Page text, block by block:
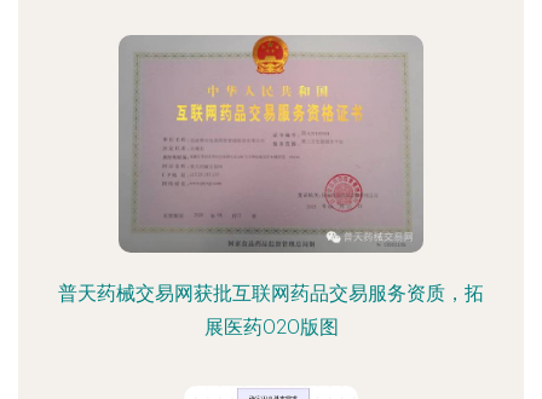
普天药械交易网获批互联网药品交易服务资质，拓
展医药O2O版图